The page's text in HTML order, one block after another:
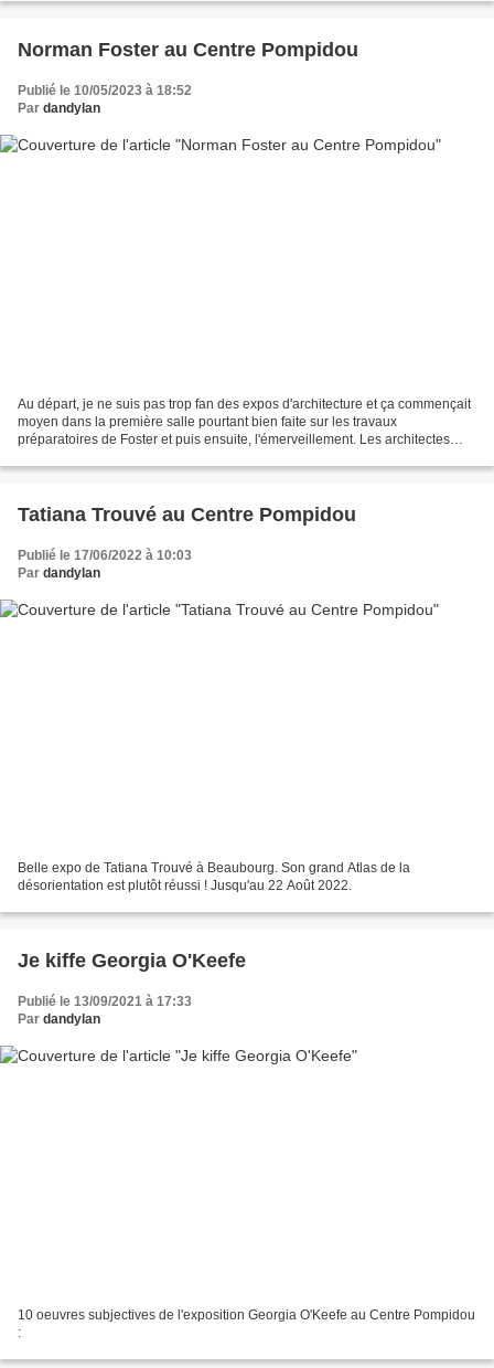
Norman Foster au Centre Pompidou
Publié le 10/05/2023 à 18:52
Par dandylan
Au départ, je ne suis pas trop fan des expos d'architecture et ça commençait
moyen dans la première salle pourtant bien faite sur les travaux
préparatoires de Foster et puis ensuite, l'émerveillement. Les architectes
Tatiana Trouvé au Centre Pompidou
Publié le 17/06/2022 à 10:03
Par dandylan
Belle expo de Tatiana Trouvé à Beaubourg. Son grand Atlas de la
désorientation est plutôt réussi ! Jusqu'au 22 Août 2022.
Je kiffe Georgia O'Keefe
Publié le 13/09/2021 à 17:33
Par dandylan
10 oeuvres subjectives de l'exposition Georgia O'Keefe au Centre Pompidou
: